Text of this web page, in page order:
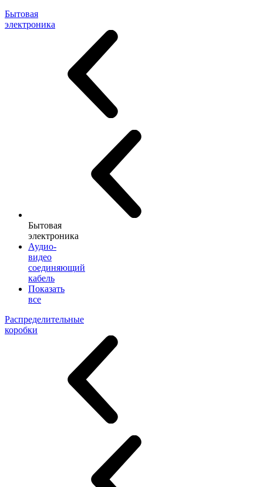
Бытовая
электроника
Бытовая
электроника
Аудио-
видео
соединяющий
кабель
Показать
все
Распределительные
коробки